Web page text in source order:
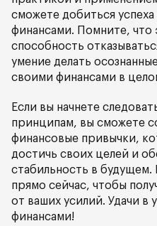
сможете добиться
финансами. Помните, что
способность
умение делать
своими финансами в
Если вы начнете
принципам, вы сможете
финансовые привычки,
достичь своих целей и
стабильность в будущем.
прямо сейчас, чтобы
от ваших усилий. Удачи в
финансами!